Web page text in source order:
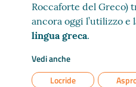
Roccaforte del Greco)
ancora oggi l’utilizzo e
lingua greca.
Vedi anche
Locride